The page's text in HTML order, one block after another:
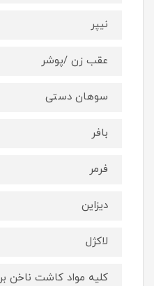
نیپر
عقب زن /پوشر
سوهان دستی
بافر
فرمر
دیزاین
لاکژل
کلیه مواد کاشت ناخن